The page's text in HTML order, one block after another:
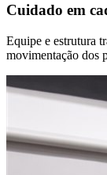
Cuidado em
Equipe e estrutura
movimentação dos